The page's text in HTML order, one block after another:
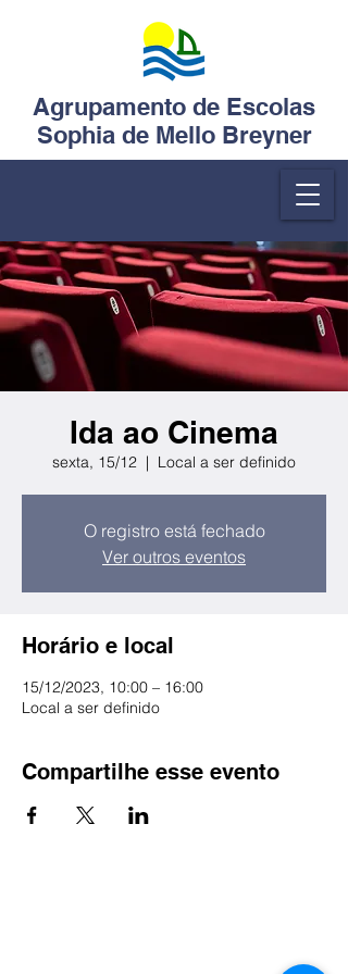
Agrupamento de Escolas
Sophia de Mello Breyner
Ida ao Cinema
sexta, 15/12
  |
Local a ser definido
O registro está fechado
Ver outros eventos
Horário e local
15/12/2023, 10:00 – 16:00
Local a ser definido
Compartilhe esse evento